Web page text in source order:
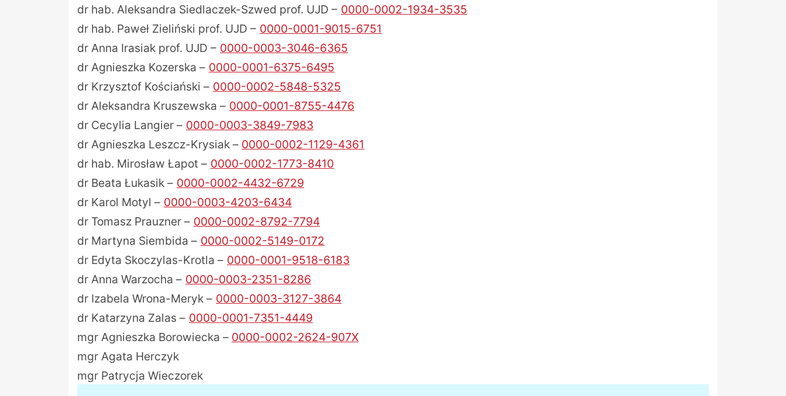
dr hab. Aleksandra Siedlaczek-Szwed prof. UJD – 0000-0002-1934-3535
dr hab. Paweł Zieliński prof. UJD – 0000-0001-9015-6751
dr Anna Irasiak prof. UJD – 0000-0003-3046-6365
dr Agnieszka Kozerska – 0000-0001-6375-6495
dr Krzysztof Kościański – 0000-0002-5848-5325
dr Aleksandra Kruszewska – 0000-0001-8755-4476
dr Cecylia Langier – 0000-0003-3849-7983
dr Agnieszka Leszcz-Krysiak – 0000-0002-1129-4361
dr hab. Mirosław Łapot – 0000-0002-1773-8410
dr Beata Łukasik – 0000-0002-4432-6729
dr Karol Motyl – 0000-0003-4203-6434
dr Tomasz Prauzner – 0000-0002-8792-7794
dr Martyna Siembida – 0000-0002-5149-0172
dr Edyta Skoczylas-Krotla – 0000-0001-9518-6183
dr Anna Warzocha – 0000-0003-2351-8286
dr Izabela Wrona-Meryk – 0000-0003-3127-3864
dr Katarzyna Zalas – 0000-0001-7351-4449
mgr Agnieszka Borowiecka – 0000-0002-2624-907X
mgr Agata Herczyk
mgr Patrycja Wieczorek